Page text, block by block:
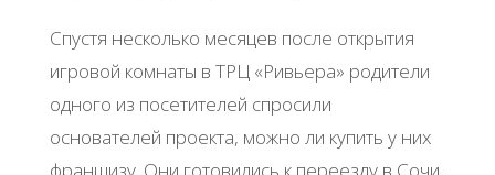
Спустя несколько месяцев после открытия
игровой комнаты в ТРЦ «Ривьера» родители
одного из посетителей спросили
основателей проекта, можно ли купить у них
франшизу. Они готовились к переезду в Сочи,